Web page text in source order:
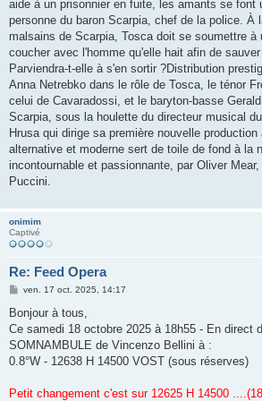
aide à un prisonnier en fuite, les amants se font
personne du baron Scarpia, chef de la police. À
malsains de Scarpia, Tosca doit se soumettre à
coucher avec l'homme qu'elle hait afin de
Parviendra-t-elle à s'en sortir ?Distribution
Anna Netrebko dans le rôle de Tosca, le ténor
celui de Cavaradossi, et le baryton-basse
Scarpia, sous la houlette du directeur musical
Hrusa qui dirige sa première nouvelle
alternative et moderne sert de toile de fond à la
incontournable et passionnante, par Oliver
Puccini.
onimim
Captivé
Re: Feed Opera
M
s
a
g
ven. 17 oct. 2025, 14:17
Bonjour à tous,
Ce samedi 18 octobre 2025 à 18h55 - En direct
SOMNAMBULE de Vincenzo Bellini à :
0.8°W - 12638 H 14500 VOST (sous réserves)
Petit changement c'est sur 12625 H 14500